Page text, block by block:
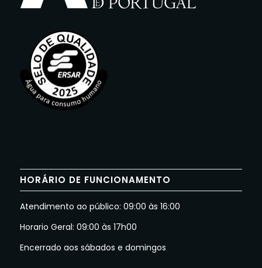
HORÁRIO DE FUNCIONAMENTO
Atendimento ao público: 09:00 às 16:00
Horario Geral: 09:00 às 17h00
Encerrado aos sábados e domingos